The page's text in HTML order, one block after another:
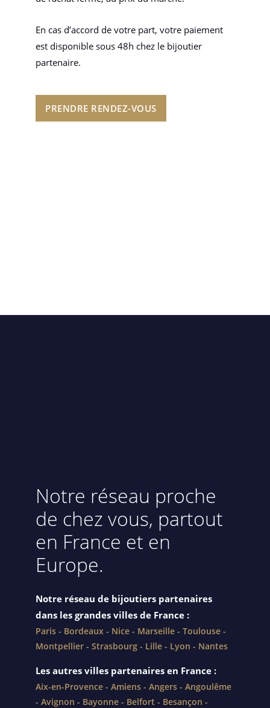
En cas d’accord de votre part, votre paiement
est disponible sous 48h chez le bijoutier
partenaire.
PRENDRE RENDEZ-VOUS
Notre réseau proche
de chez vous, partout
en France et en
Europe.
Notre réseau de bijoutiers partenaires
dans les grandes villes de France :
Paris - Bordeaux - Nice - Marseille - Toulouse -
Montpellier - Strasbourg - Lille - Lyon - Nantes
Les autres villes partenaires en France :
Aix-en-Provence - Amiens - Angers - Angoulême
- Avignon - Bayonne - Belfort - Besançon -